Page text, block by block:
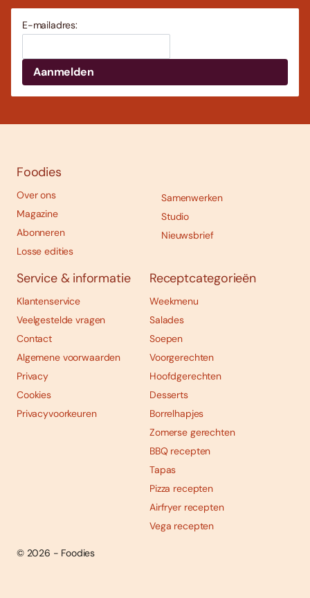
E-mailadres:
Foodies
Over ons
Magazine
Abonneren
Losse edities
Samenwerken
Studio
Nieuwsbrief
Service & informatie
Klantenservice
Veelgestelde vragen
Contact
Algemene voorwaarden
Privacy
Cookies
Privacyvoorkeuren
Receptcategorieën
Weekmenu
Salades
Soepen
Voorgerechten
Hoofdgerechten
Desserts
Borrelhapjes
Zomerse gerechten
BBQ recepten
Tapas
Pizza recepten
Airfryer recepten
Vega recepten
© 2026 - Foodies